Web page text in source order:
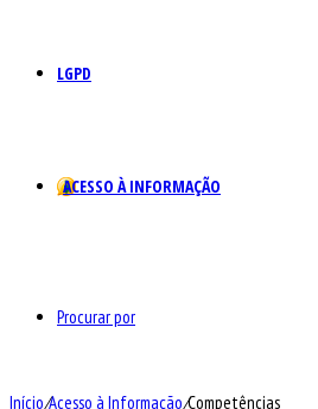
LGPD
ACESSO À INFORMAÇÃO
Procurar por
Início/Acesso à Informação/Competências